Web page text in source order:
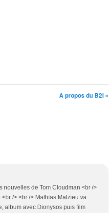
A propos du B2i »
nouvelles de Tom Cloudman <br />
/> <br /> Mathias Malzieu va
album avec Dionysos puis film